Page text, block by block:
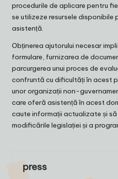
procedurile de aplicare pentru
se utilizeze resursele disponibile
asistență.
Obținerea ajutorului necesar
formulare, furnizarea de
parcurgerea unui proces de
confruntă cu dificultăți în acest
unor organizații non-
care oferă asistență în acest
caute informații actualizate și
modificările legislației și a
press